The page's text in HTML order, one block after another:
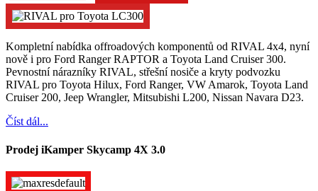
Kompletní nabídka offroadových komponentů od RIVAL 4x4, nyní
nově i pro Ford Ranger RAPTOR a Toyota Land Cruiser 300.
Pevnostní nárazníky RIVAL, střešní nosiče a kryty podvozku
RIVAL pro Toyota Hilux, Ford Ranger, VW Amarok, Toyota Land
Cruiser 200, Jeep Wrangler, Mitsubishi L200, Nissan Navara D23.
Číst dál...
Prodej iKamper Skycamp 4X 3.0